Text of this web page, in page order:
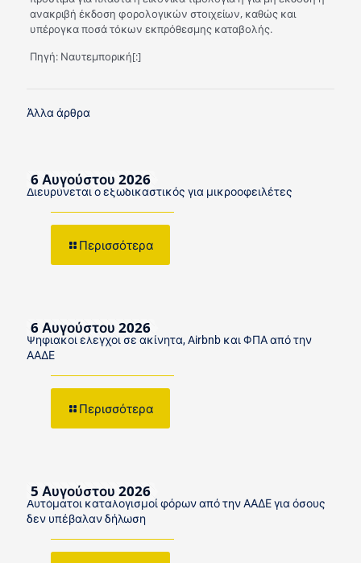
ανακριβή έκδοση φορολογικών στοιχείων, καθώς και
υπέρογκα ποσά τόκων εκπρόθεσμης καταβολής.
Πηγή: Ναυτεμπορική[:]
Άλλα άρθρα
6 Αυγούστου 2026
Διευρύνεται ο εξωδικαστικός για μικροοφειλέτες
Περισσότερα
6 Αυγούστου 2026
Ψηφιακοί έλεγχοι σε ακίνητα, Airbnb και ΦΠΑ από την
ΑΑΔΕ
Περισσότερα
5 Αυγούστου 2026
Αυτόματοι καταλογισμοί φόρων από την ΑΑΔΕ για όσους
δεν υπέβαλαν δήλωση